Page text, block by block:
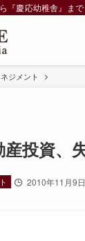
ら『慶応幼稚舎』
ジメント
産投資、
2010年11月9日